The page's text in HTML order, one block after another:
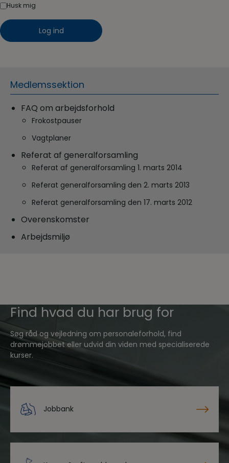
Husk mig
Medlemssektion
FAQ om arbejdsforhold
Frokostpauser
Vagtplaner
Referat af generalforsamling
Referat af generalforsamling 1. marts 2014
Referat generalforsamling den 2. marts 2013
Referat generalforsamling den 17. marts 2012
Overenskomster
Arbejdsmiljø
Find hvad du har brug for
Søg råd og vejledning om personaleforhold, find
drømmejobbet eller udvid din viden med specialiserede
kurser.
Jobbank